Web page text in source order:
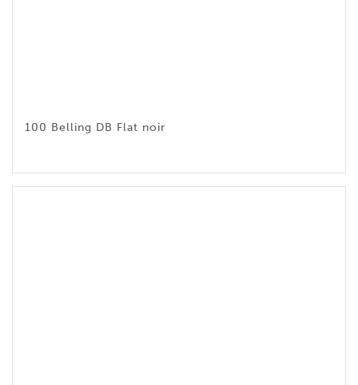
100 Belling DB Flat noir